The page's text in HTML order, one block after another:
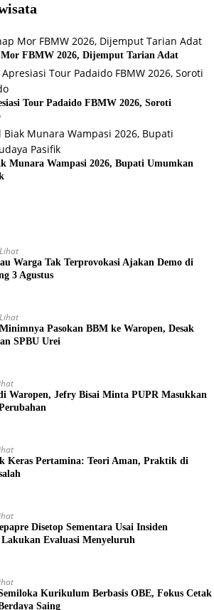
FBMW 2026, Dijemput Tarian Adat
Tour Padaido FBMW 2026, Soroti
Munara Wampasi 2026, Bupati Umumkan
Warga Tak Terprovokasi Ajakan Demo di
3 Agustus
Pasokan BBM ke Waropen, Desak
SPBU Urei
Waropen, Jefry Bisai Minta PUPR Masukkan
Keras Pertamina: Teori Aman, Praktik di
Disetop Sementara Usai Insiden
Evaluasi Menyeluruh
Kurikulum Berbasis OBE, Fokus Cetak
Saing